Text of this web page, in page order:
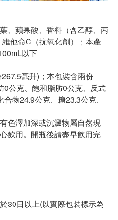
、蘋果酸、香料（含乙醇、丙
他命C（抗氧化劑）；本產
以下
毫升)；本包裝含兩份
0公克、飽和脂肪0公克、反式
物24.9公克、糖23.3公克、
色澤加深或沉澱物屬自然現
飲用。開瓶後請盡早飲用完
30日以上(以實際包裝標示為